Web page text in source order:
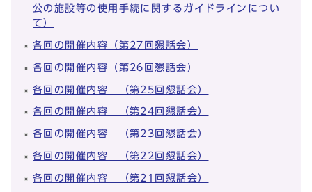
公の施設等の使用手続に関するガイドラインについ
て）
各回の開催内容（第27回懇話会）
各回の開催内容（第26回懇話会）
各回の開催内容 （第25回懇話会）
各回の開催内容 （第24回懇話会）
各回の開催内容 （第23回懇話会）
各回の開催内容 （第22回懇話会）
各回の開催内容 （第21回懇話会）